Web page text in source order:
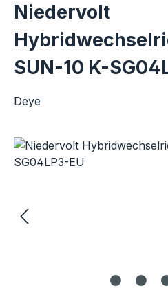
Niedervolt
SUN-10 K-
Deye
Bildergalerie überspringen